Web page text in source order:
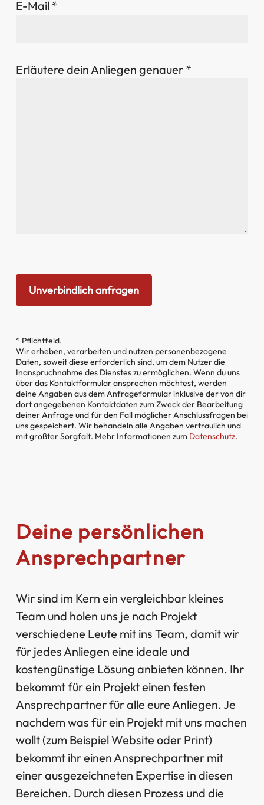
E-Mail *
Erläutere dein Anliegen genauer *
* Pflichtfeld.
Wir erheben, verarbeiten und nutzen personenbezogene
Daten, soweit diese erforderlich sind, um dem Nutzer die
Inanspruchnahme des Dienstes zu ermöglichen. Wenn du uns
über das Kontaktformular ansprechen möchtest, werden
deine Angaben aus dem Anfrageformular inklusive der von dir
dort angegebenen Kontaktdaten zum Zweck der Bearbeitung
deiner Anfrage und für den Fall möglicher Anschlussfragen bei
uns gespeichert. Wir behandeln alle Angaben vertraulich und
mit größter Sorgfalt. Mehr Informationen zum Datenschutz.
Deine persönlichen
Ansprechpartner
Wir sind im Kern ein vergleichbar kleines
Team und holen uns je nach Projekt
verschiedene Leute mit ins Team, damit wir
für jedes Anliegen eine ideale und
kostengünstige Lösung anbieten können. Ihr
bekommt für ein Projekt einen festen
Ansprechpartner für alle eure Anliegen. Je
nachdem was für ein Projekt mit uns machen
wollt (zum Beispiel Website oder Print)
bekommt ihr einen Ansprechpartner mit
einer ausgezeichneten Expertise in diesen
Bereichen. Durch diesen Prozess und die